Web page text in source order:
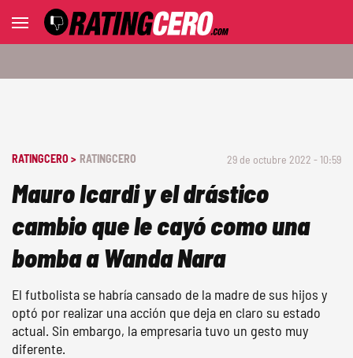
RATINGCERO > RATINGCERO 29 de octubre 2022 - 10:59
Mauro Icardi y el drástico
cambio que le cayó como una
bomba a Wanda Nara
El futbolista se habría cansado de la madre de sus hijos y
optó por realizar una acción que deja en claro su estado
actual. Sin embargo, la empresaria tuvo un gesto muy
diferente.